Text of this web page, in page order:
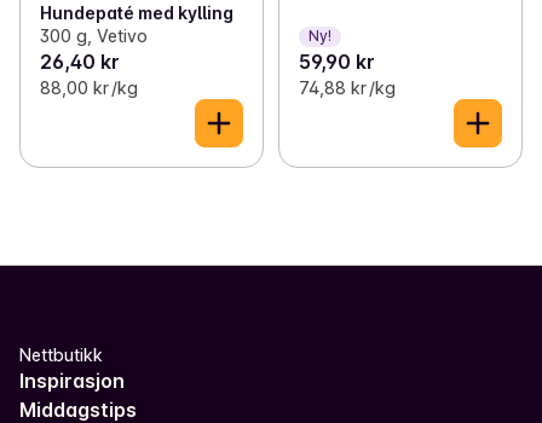
Hundepaté med kylling
300 g, Vetivo
26,40 kr
88,00 kr /kg
Ny!
59,90 kr
74,88 kr /kg
Nettbutikk
Inspirasjon
Middagstips